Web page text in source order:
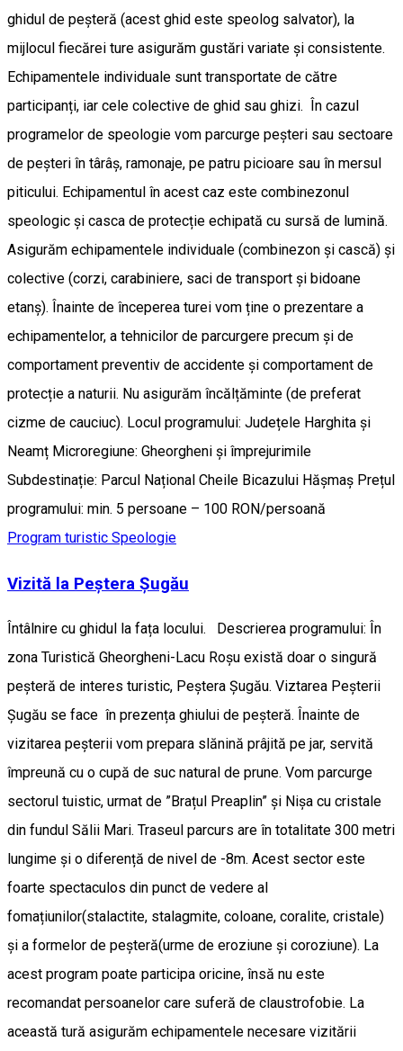
ghidul de peșteră (acest ghid este speolog salvator), la
mijlocul fiecărei ture asigurăm gustări variate și consistente.
Echipamentele individuale sunt transportate de către
participanți, iar cele colective de ghid sau ghizi. În cazul
programelor de speologie vom parcurge peșteri sau sectoare
de peșteri în târâș, ramonaje, pe patru picioare sau în mersul
piticului. Echipamentul în acest caz este combinezonul
speologic și casca de protecție echipată cu sursă de lumină.
Asigurăm echipamentele individuale (combinezon și cască) și
colective (corzi, carabiniere, saci de transport și bidoane
etanș). Înainte de începerea turei vom ține o prezentare a
echipamentelor, a tehnicilor de parcurgere precum și de
comportament preventiv de accidente și comportament de
protecție a naturii. Nu asigurăm încălțăminte (de preferat
cizme de cauciuc). Locul programului: Județele Harghita și
Neamț Microregiune: Gheorgheni și împrejurimile
Subdestinație: Parcul Național Cheile Bicazului Hășmaș Prețul
programului: min. 5 persoane – 100 RON/persoană
Program turistic Speologie
Vizită la Peștera Șugău
Întâlnire cu ghidul la fața locului. Descrierea programului: În
zona Turistică Gheorgheni-Lacu Roșu există doar o singură
peșteră de interes turistic, Peștera Șugău. Viztarea Peșterii
Șugău se face în prezența ghiului de peșteră. Înainte de
vizitarea peșterii vom prepara slănină prâjită pe jar, servită
împreună cu o cupă de suc natural de prune. Vom parcurge
sectorul tuistic, urmat de ”Brațul Preaplin” și Nișa cu cristale
din fundul Sălii Mari. Traseul parcurs are în totalitate 300 metri
lungime și o diferență de nivel de -8m. Acest sector este
foarte spectaculos din punct de vedere al
fomațiunilor(stalactite, stalagmite, coloane, coralite, cristale)
și a formelor de peșteră(urme de eroziune și coroziune). La
acest program poate participa oricine, însă nu este
recomandat persoanelor care suferă de claustrofobie. La
această tură asigurăm echipamentele necesare vizitării